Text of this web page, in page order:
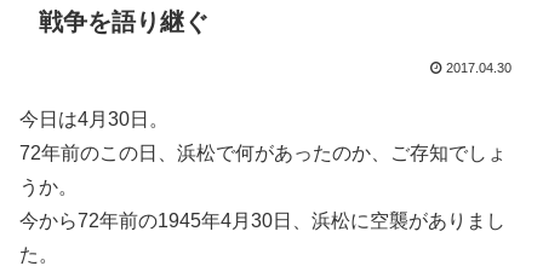
戦争を語り継ぐ
2017.04.30
今日は4月30日。
72年前のこの日、浜松で何があったのか、ご存知でしょ
うか。
今から72年前の1945年4月30日、浜松に空襲がありまし
た。